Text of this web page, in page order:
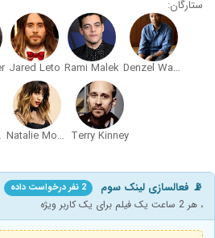
ستارگان:
Denzel Washington
Rami Malek
Jared Leto
Terry Kinney
Natalie Morales
📡 فعالسازی لینک سوم 2 نفر درخواست داده
، هر 2 ساعت یک فیلم برای یک کاربر ویژه